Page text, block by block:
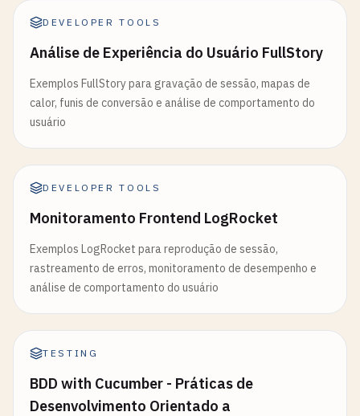
DEVELOPER TOOLS
Análise de Experiência do Usuário FullStory
Exemplos FullStory para gravação de sessão, mapas de
calor, funis de conversão e análise de comportamento do
usuário
DEVELOPER TOOLS
Monitoramento Frontend LogRocket
Exemplos LogRocket para reprodução de sessão,
rastreamento de erros, monitoramento de desempenho e
análise de comportamento do usuário
TESTING
BDD with Cucumber - Práticas de
Desenvolvimento Orientado a